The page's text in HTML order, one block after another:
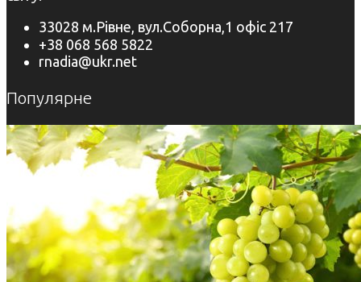
33028 м.Рівне, вул.Соборна,1 офіс 217
+38 068 568 5822
rnadia@ukr.net
Популярне